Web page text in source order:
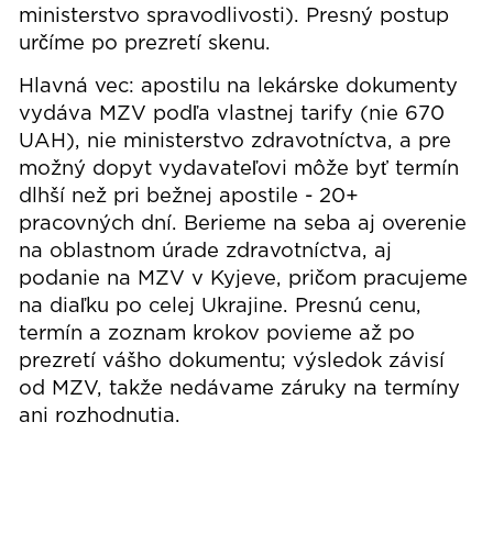
ministerstvo spravodlivosti). Presný postup
určíme po prezretí skenu.
Hlavná vec: apostilu na lekárske dokumenty
vydáva MZV podľa vlastnej tarify (nie 670
UAH), nie ministerstvo zdravotníctva, a pre
možný dopyt vydavateľovi môže byť termín
dlhší než pri bežnej apostile - 20+
pracovných dní. Berieme na seba aj overenie
na oblastnom úrade zdravotníctva, aj
podanie na MZV v Kyjeve, pričom pracujeme
na diaľku po celej Ukrajine. Presnú cenu,
termín a zoznam krokov povieme až po
prezretí vášho dokumentu; výsledok závisí
od MZV, takže nedávame záruky na termíny
ani rozhodnutia.